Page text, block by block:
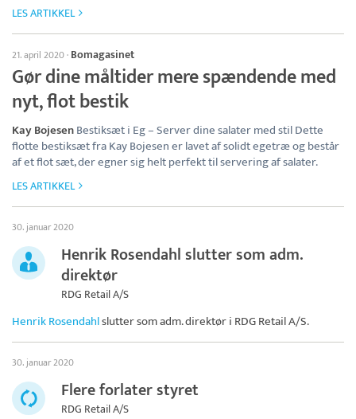
LES ARTIKKEL
21. april 2020· Bomagasinet
Gør dine måltider mere spændende med
nyt, flot bestik
Kay BojesenBestiksæt i Eg – Server dine salater med stil Dette
flotte bestiksæt fra Kay Bojesen er lavet af solidt egetræ og består
af et flot sæt, der egner sig helt perfekt til servering af salater.
LES ARTIKKEL
30. januar 2020
Henrik Rosendahl slutter som adm.
direktør
RDG Retail A/S
Henrik Rosendahlslutter som adm. direktør i RDG Retail A/S.
30. januar 2020
Flere forlater styret
RDG Retail A/S